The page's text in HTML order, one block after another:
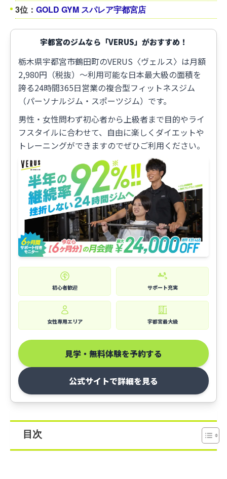
3位： GOLD GYM スパレア宇都宮店
宇都宮のジムなら「VERUS」がおすすめ！
栃木県宇都宮市鶴田町のVERUS〈ヴェルス〉は月額
2,980円（税抜）〜利用可能な日本最大級の面積を
誇る24時間365日営業の複合型フィットネスジム
（パーソナルジム・スポーツジム）です。
男性・女性問わず初心者から上級者まで目的やライ
フスタイルに合わせて、自由に楽しくダイエットや
トレーニングができますのでぜひご利用ください。
初心者歓迎 サポート充実
女性専用エリア 宇都宮最大級
見学・無料体験を予約する
公式サイトで詳細を見る
目次